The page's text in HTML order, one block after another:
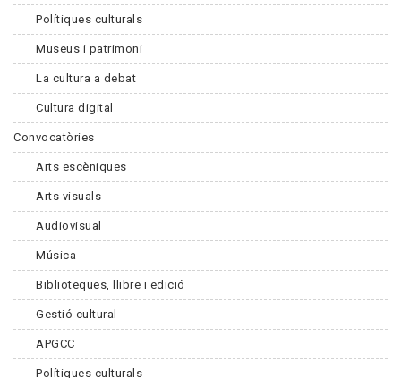
Polítiques culturals
Museus i patrimoni
La cultura a debat
Cultura digital
Convocatòries
Arts escèniques
Arts visuals
Audiovisual
Música
Biblioteques, llibre i edició
Gestió cultural
APGCC
Polítiques culturals